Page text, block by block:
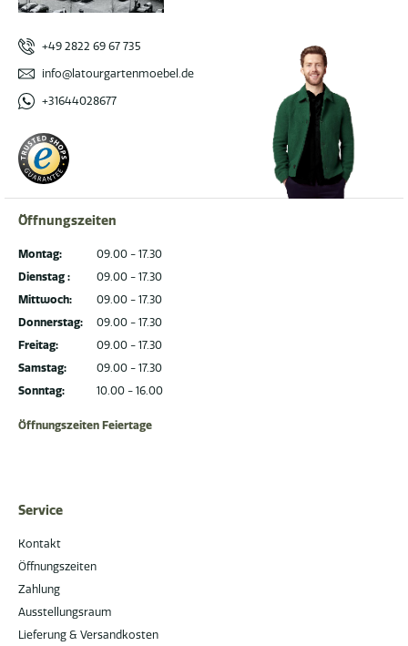
+49 2822 69 67 735
info@latourgartenmoebel.de
+31644028677
Öffnungszeiten
Montag:
Dienstag :
Mittwoch:
Donnerstag:
Freitag:
Samstag:
Sonntag:
09.00 - 17.30
09.00 - 17.30
09.00 - 17.30
09.00 - 17.30
09.00 - 17.30
09.00 - 17.30
10.00 - 16.00
Öffnungszeiten Feiertage
Service
Kontakt
Öffnungszeiten
Zahlung
Ausstellungsraum
Lieferung & Versandkosten